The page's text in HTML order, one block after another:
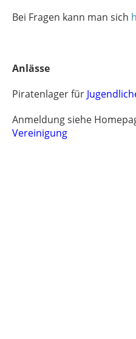
Bei Fragen kann man sich
Anlässe
Piratenlager für
Anmeldung siehe
Vereinigung